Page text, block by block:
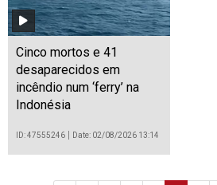
Cinco mortos e 41
desaparecidos em
incêndio num ‘ferry’ na
Indonésia
ID: 47555246 Date: 02/08/2026 13:14